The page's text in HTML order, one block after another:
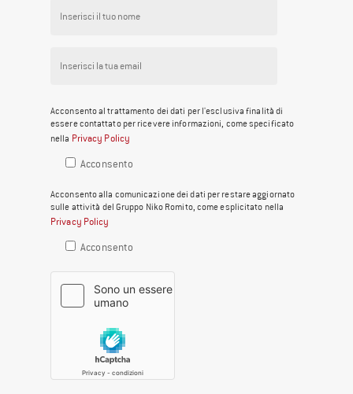
Acconsento al trattamento dei dati per l'esclusiva finalità di
essere contattato per ricevere informazioni, come specificato
nella Privacy Policy
Acconsento
Acconsento alla comunicazione dei dati per restare aggiornato
sulle attività del Gruppo Niko Romito, come esplicitato nella
Privacy Policy
Acconsento